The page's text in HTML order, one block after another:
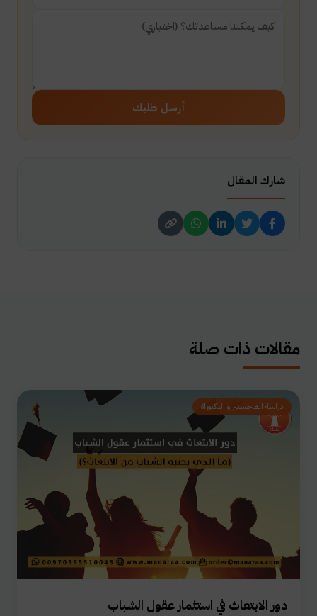
أرسل طلبك
شارك المقال
مقالات ذات صلة
دراسة الماجستير و الدكتوراة
دور الابتعاث في استثمار عقول الشباب